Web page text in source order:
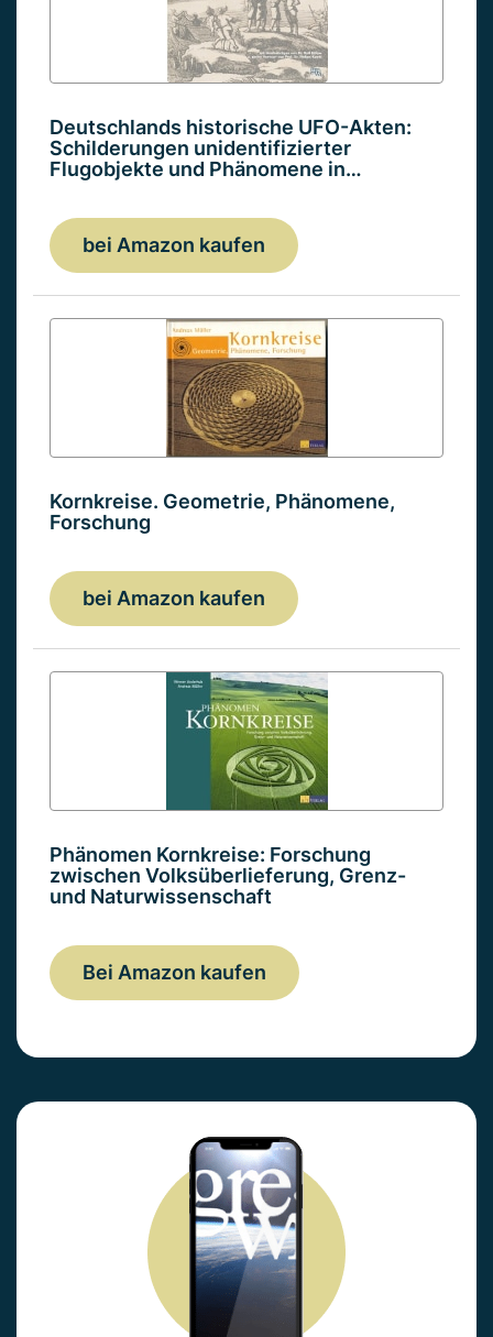
Deutschlands historische UFO-Akten:
Schilderungen unidentifizierter
Flugobjekte und Phänomene in…
bei Amazon kaufen
Kornkreise. Geometrie, Phänomene,
Forschung
bei Amazon kaufen
Phänomen Kornkreise: Forschung
zwischen Volksüberlieferung, Grenz-
und Naturwissenschaft
Bei Amazon kaufen